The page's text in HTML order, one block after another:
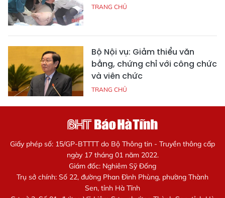
TRANG CHỦ
Bộ Nội vụ: Giảm thiểu văn
bằng, chứng chỉ với công chức
và viên chức
TRANG CHỦ
Giấy phép số: 15/GP-BTTTT do Bộ Thông tin - Truyền thông cấp
ngày 17 tháng 01 năm 2022.
Giám đốc: Nghiêm Sỹ Đống
Trụ sở chính: Số 22, đường Phan Đình Phùng, phường Thành
Sen, tỉnh Hà Tĩnh